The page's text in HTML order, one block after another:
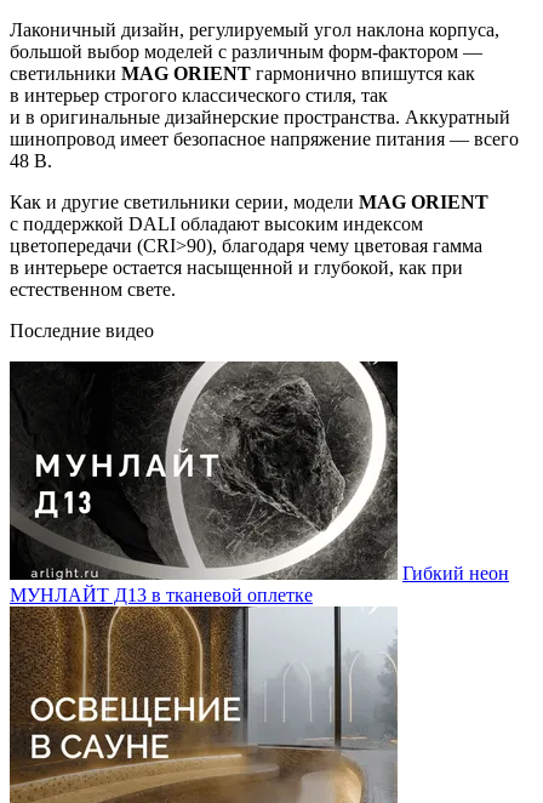
Лаконичный дизайн, регулируемый угол наклона корпуса,
большой выбор моделей с различным форм-фактором —
светильники MAG ORIENT гармонично впишутся как
в интерьер строгого классического стиля, так
и в оригинальные дизайнерские пространства. Аккуратный
шинопровод имеет безопасное напряжение питания — всего
48 В.
Как и другие светильники серии, модели MAG ORIENT
с поддержкой DALI обладают высоким индексом
цветопередачи (CRI>90), благодаря чему цветовая гамма
в интерьере остается насыщенной и глубокой, как при
естественном свете.
Последние видео
Гибкий неон
МУНЛАЙТ Д13 в тканевой оплетке